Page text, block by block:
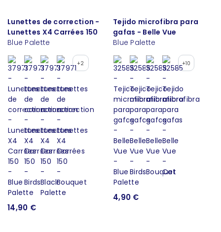
Lunettes de correction -
Lunettes X4 Carrées 150
Blue Palette
+2
14,90 €
Tejido microfibra para
gafas - Belle Vue
Blue Palette
+10
4,90 €